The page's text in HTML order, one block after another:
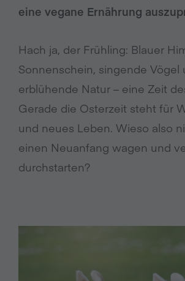
eine vegane Ernährung
Hach ja, der Frühling: Blauer
Sonnenschein, singende Vögel
erblühende Natur – eine Zeit
Gerade die Osterzeit steht für
und neues Leben. Wieso also
einen Neuanfang wagen und
durchstarten?